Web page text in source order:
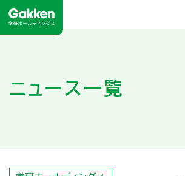
ニュース一覧